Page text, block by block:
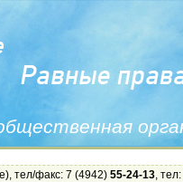
), тел/факс: 7 (4942) 55-24-13,